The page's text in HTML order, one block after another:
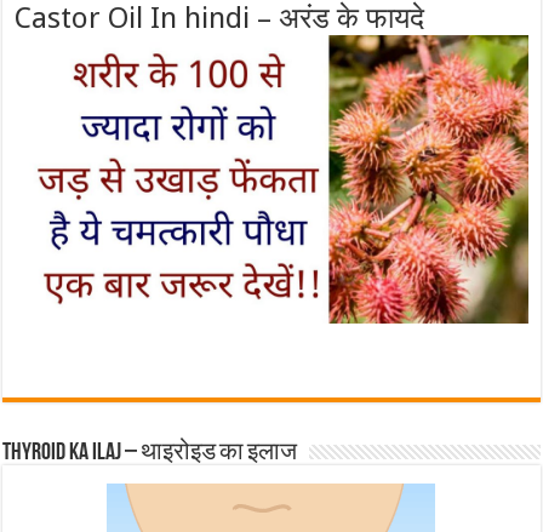
Castor Oil In hindi – अरंड के फायदे
Thyroid ka ilaj – थाइरोइड का इलाज